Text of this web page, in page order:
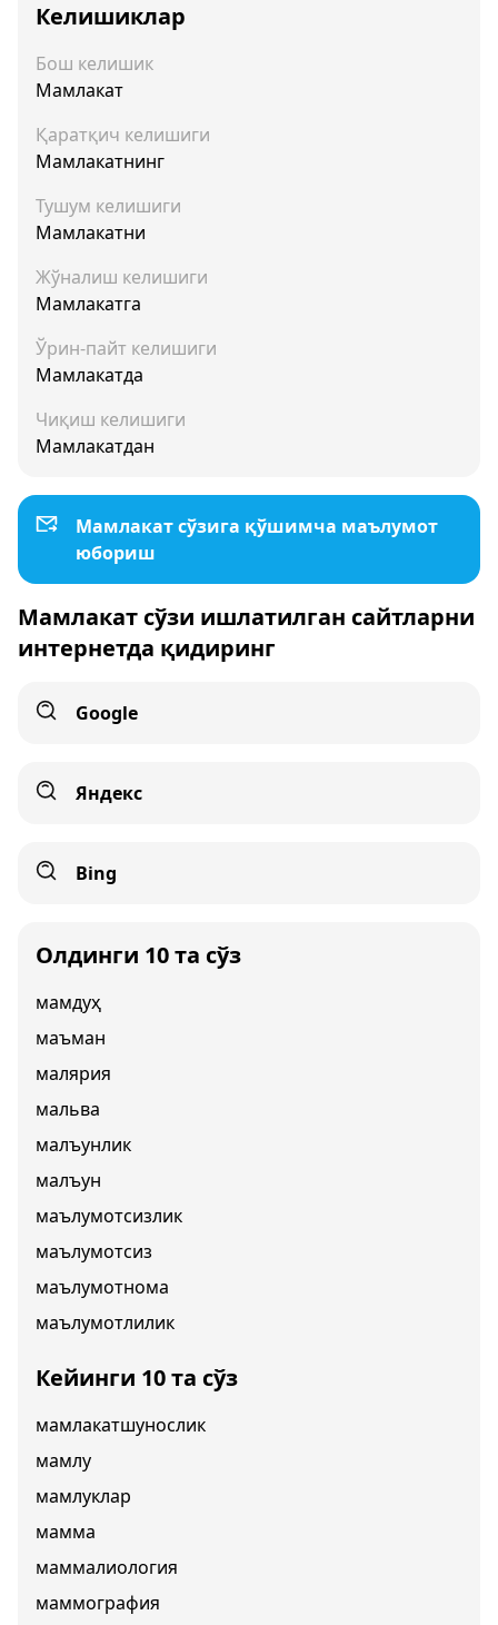
Келишиклар
Бош келишик
Мамлакат
Қаратқич келишиги
Мамлакатнинг
Тушум келишиги
Мамлакатни
Жўналиш келишиги
Мамлакатга
Ўрин-пайт келишиги
Мамлакатда
Чиқиш келишиги
Мамлакатдан
Мамлакат сўзига қўшимча маълумот
юбориш
Мамлакат сўзи ишлатилган сайтларни
интернетда қидиринг
Google
Яндекс
Bing
Олдинги 10 та сўз
мамдуҳ
маъман
малярия
мальва
малъунлик
малъун
маълумотсизлик
маълумотсиз
маълумотнома
маълумотлилик
Кейинги 10 та сўз
мамлакатшунослик
мамлу
мамлуклар
мамма
маммалиология
маммография